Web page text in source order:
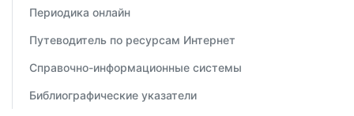
Периодика онлайн
Путеводитель по ресурсам Интернет
Справочно-информационные системы
Библиографические указатели